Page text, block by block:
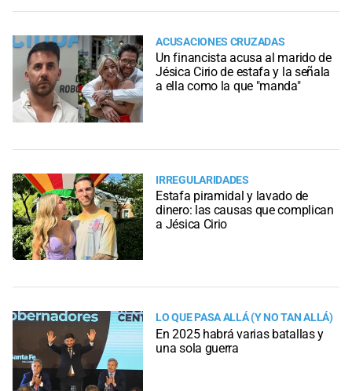
ACUSACIONES CRUZADAS
Un financista acusa al marido de
Jésica Cirio de estafa y la señala
a ella como la que "manda"
IRREGULARIDADES
Estafa piramidal y lavado de
dinero: las causas que complican
a Jésica Cirio
LO QUE PASA ALLÁ (Y NO TAN ALLÁ)
En 2025 habrá varias batallas y
una sola guerra